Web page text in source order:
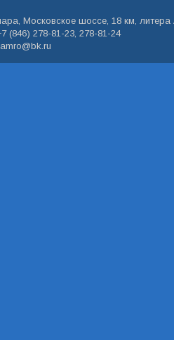
Московское шоссе, 18 км, литера
(846) 278-81-23, 278-81-24